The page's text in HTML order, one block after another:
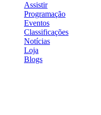
Assistir
Programação
Eventos
Classificações
Notícias
Loja
Blogs